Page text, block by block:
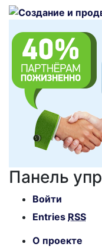
Панель
Войти
Entries RSS
О проекте